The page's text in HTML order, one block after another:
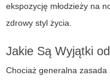
ekspozycję młodzieży na
zdrowy styl życia.
Jakie Są Wyjątki
Chociaż generalna zasada